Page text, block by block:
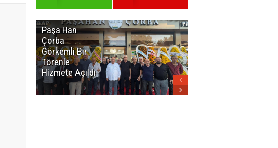
Paşa Han
Çorba
Görkemli Bir
Törenle
Hizmete Açıldı